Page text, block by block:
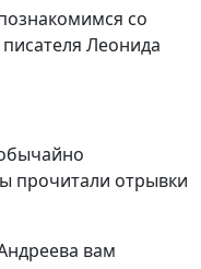
со
Леонида
прочитали отрывки
вам